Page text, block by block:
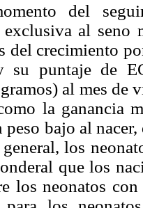
del
exclusiva al seno
del crecimiento
su puntaje de
al mes de
la ganancia
peso bajo al
los
que los
los neonatos